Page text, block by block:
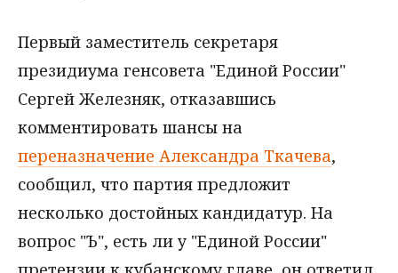
Первый заместитель секретаря
президиума генсовета "Единой России"
Сергей Железняк, отказавшись
комментировать шансы на
переназначение Александра Ткачева,
сообщил, что партия предложит
несколько достойных кандидатур. На
вопрос "Ъ", есть ли у "Единой России"